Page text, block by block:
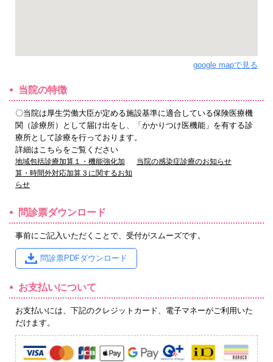
google mapで見る
当院の特徴
〇当院は厚生労働大臣が定める施設基準に適合している保険医療機
関（診療所）として届け出をし、「かかりつけ医機能」を有する診
療所として診療を行っております。
詳細はこちらをご覧ください
地域包括診療加算１・機能強化加
算・時間外対応加算３に関するお知
らせ
当院の感染症診療のお知らせ
問診票ダウンロード
事前にご記入いただくことで、受付がスムーズです。
問診票PDFダウンロード
お支払いについて
お支払いには、下記のクレジットカード、電子マネーがご利用いた
だけます。